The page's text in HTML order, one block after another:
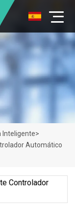
Inteligente>
Automático